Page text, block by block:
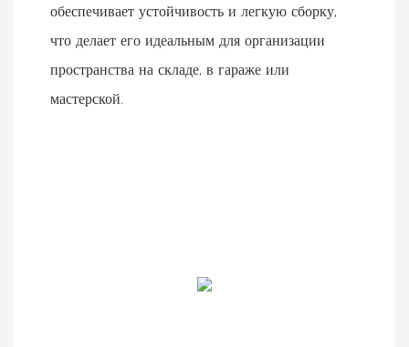
обеспечивает устойчивость и легкую сборку,
что делает его идеальным для организации
пространства на складе, в гараже или
мастерской.